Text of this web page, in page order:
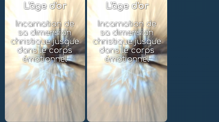
L'âge d'or
Incarnation de
sa dimension
christique jusque
dans le corps
émotionnel
L'âge d'or
Incarnation de
sa dimension
christique jusque
dans le corps
émotionnel